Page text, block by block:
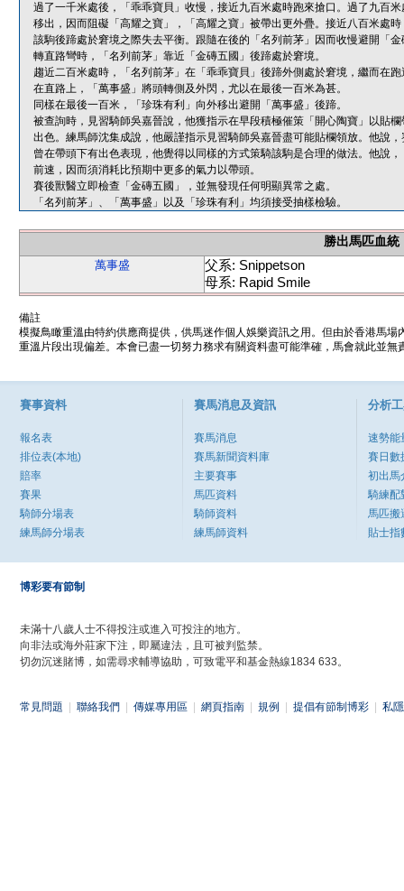
過了一千米處後，「乖乖寶貝」收慢，接近九百米處時跑來搶口。過了九百
移出，因而阻礙「高耀之寶」，「高耀之寶」被帶出更外疊。接近八百米處
該駒後蹄處於窘境之際失去平衡。跟隨在後的「名列前茅」因而收慢避開「
轉直路彎時，「名列前茅」靠近「金磚五國」後蹄處於窘境。
趨近二百米處時，「名列前茅」在「乖乖寶貝」後蹄外側處於窘境，繼而在
在直路上，「萬事盛」將頭轉側及外閃，尤以在最後一百米為甚。
同樣在最後一百米，「珍珠有利」向外移出避開「萬事盛」後蹄。
被查詢時，見習騎師吳嘉晉說，他獲指示在早段積極催策「開心陶寶」以貼
出色。練馬師沈集成說，他嚴謹指示見習騎師吳嘉晉盡可能貼欄領放。他說
曾在帶頭下有出色表現，他覺得以同樣的方式策騎該駒是合理的做法。他說
前速，因而須消耗比預期中更多的氣力以帶頭。
賽後獸醫立即檢查「金磚五國」，並無發現任何明顯異常之處。
「名列前茅」、「萬事盛」以及「珍珠有利」均須接受抽樣檢驗。
勝出馬匹血統
萬事盛
父系: Snippetson
母系: Rapid Smile
備註
模擬鳥瞰重溫由特約供應商提供，供馬迷作個人娛樂資訊之用。但由於香港馬
重溫片段出現偏差。本會已盡一切努力務求有關資料盡可能準確，馬會就此並
賽事資料
報名表
排位表(本地)
賠率
賽果
騎師分場表
練馬師分場表
賽馬消息及資訊
賽馬消息
賽馬新聞資料庫
主要賽事
馬匹資料
騎師資料
練馬師資料
分析
速勢能
賽日數
初出馬
騎練配
馬匹搬
貼士指
博彩要有節制
未滿十八歲人士不得投注或進入可投注的地方。
向非法或海外莊家下注，即屬違法，且可被判監禁。
切勿沉迷賭博，如需尋求輔導協助，可致電平和基金熱線1834 633。
常見問題 聯絡我們 傳媒專用區 網頁指南 規例 提倡有節制博彩 私